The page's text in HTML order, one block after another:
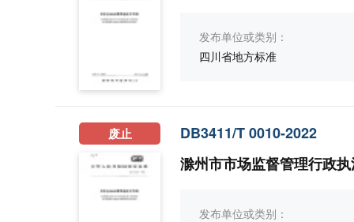
发布单位或类别：
四川省地方标准
废止
DB3411/T 0010-2022
滁州市市场监督管理行政
发布单位或类别：